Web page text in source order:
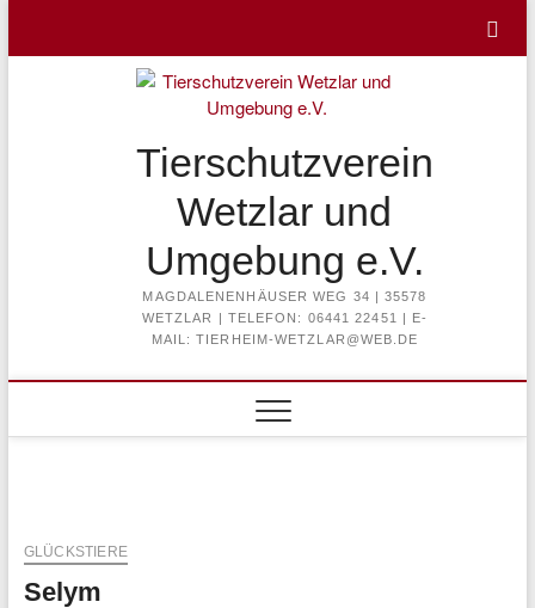
content
Tierschutzverein
Wetzlar und
Umgebung e.V.
MAGDALENENHÄUSER WEG 34 | 35578
WETZLAR | TELEFON: 06441 22451 | E-
MAIL: TIERHEIM-WETZLAR@WEB.DE
GLÜCKSTIERE
Selym